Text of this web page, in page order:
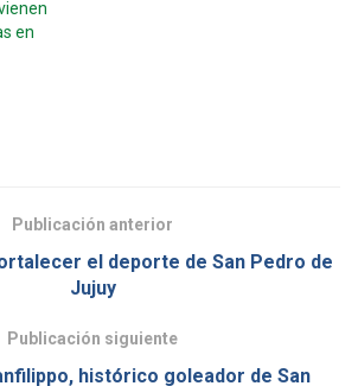
en
Publicación anterior
el deporte de San Pedro de
Jujuy
Publicación siguiente
histórico goleador de San